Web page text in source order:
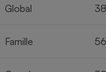
Global
Famille